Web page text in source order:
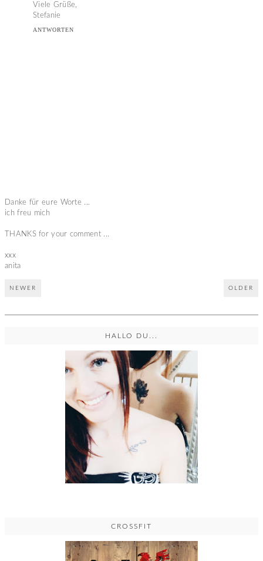
Viele Grüße,
Stefanie
ANTWORTEN
Danke für eure Worte ...
ich freu mich
THANKS for your comment ...
xxx
anita
NEWER OLDER
HALLO DU...
CROSSFIT